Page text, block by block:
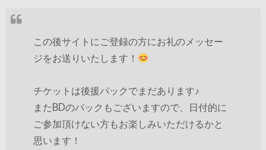
この後サイトにご登録の方にお礼のメッセー
ジをお送りいたします！
チケットは後援パックでまだあります♪
またBDのパックもございますので、日付的に
ご参加頂けない方もお楽しみいただけるかと
思います！